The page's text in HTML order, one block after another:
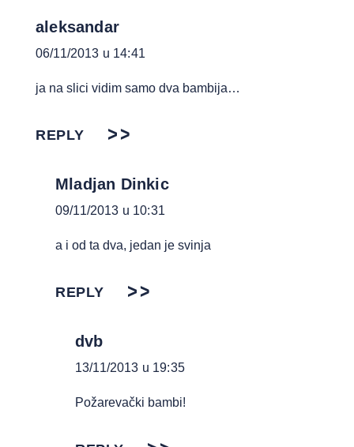
aleksandar
06/11/2013 u 14:41
ja na slici vidim samo dva bambija…
REPLY
Mladjan Dinkic
09/11/2013 u 10:31
a i od ta dva, jedan je svinja
REPLY
dvb
13/11/2013 u 19:35
Požarevački bambi!